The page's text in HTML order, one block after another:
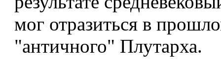
мог отразиться в
"античного" Плутарха.